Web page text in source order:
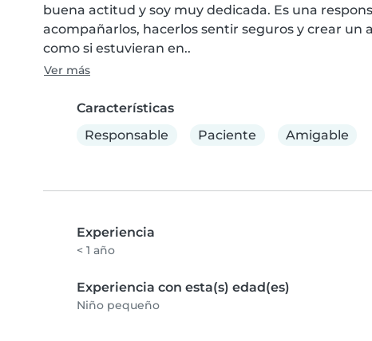
buena actitud y soy muy dedicada. Es una
acompañarlos, hacerlos sentir seguros y crear un
como si estuvieran en..
Ver más
Características
Responsable
Paciente Amigable
Experiencia
< 1 año
Experiencia con esta(s) edad(es)
Niño pequeño